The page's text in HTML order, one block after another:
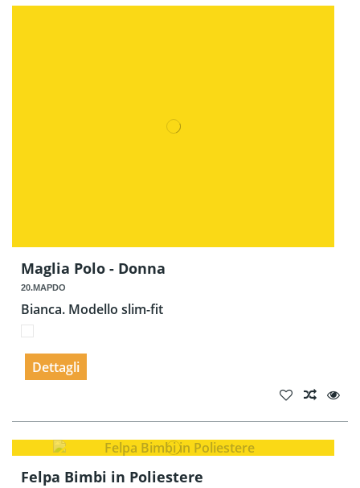
Maglia Polo - Donna
20.MAPDO
Bianca. Modello slim-fit
Dettagli
Felpa Bimbi in Poliestere